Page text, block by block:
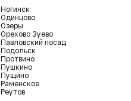
Ногинск
Одинцово
Озеры
Орехово Зуево
Павловский посад
Подольск
Протвино
Пушкино
Пущино
Раменское
Реутов